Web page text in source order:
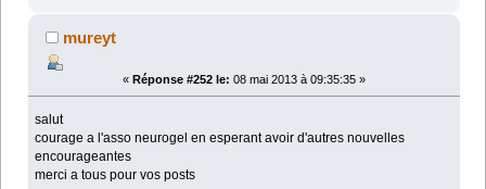
mureyt
« Réponse #252 le: 08 mai 2013 à 09:35:35 »
salut
courage a l'asso neurogel en esperant avoir d'autres nouvelles
encourageantes
merci a tous pour vos posts